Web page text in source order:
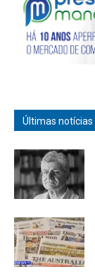
Últimas notícias